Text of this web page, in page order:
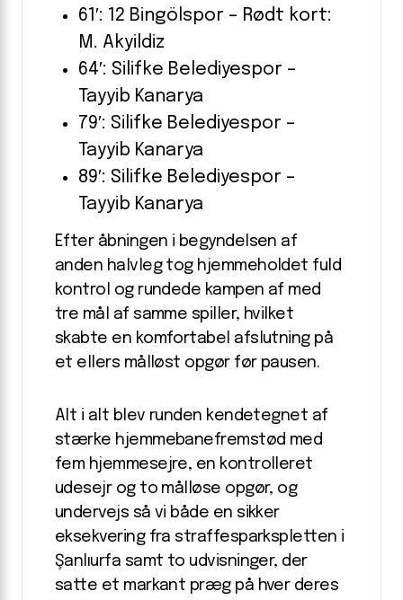
61′: 12 Bingölspor – Rødt kort:
M. Akyildiz
64′: Silifke Belediyespor –
Tayyib Kanarya
79′: Silifke Belediyespor –
Tayyib Kanarya
89′: Silifke Belediyespor –
Tayyib Kanarya
Efter åbningen i begyndelsen af
anden halvleg tog hjemmeholdet fuld
kontrol og rundede kampen af med
tre mål af samme spiller, hvilket
skabte en komfortabel afslutning på
et ellers målløst opgør før pausen.
Alt i alt blev runden kendetegnet af
stærke hjemmebanefremstød med
fem hjemmesejre, en kontrolleret
udesejr og to målløse opgør, og
undervejs så vi både en sikker
eksekvering fra straffesparkspletten i
Şanlıurfa samt to udvisninger, der
satte et markant præg på hver deres